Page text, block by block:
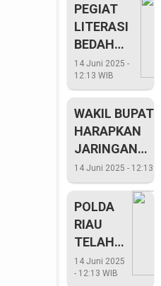
LAKUKAN
TEROBOSAN
PEGIAT
LITERASI
BEDAH
BUKU
KOLERASI
DAERAH
INHIL
14 Juni 2025 -
12:13 WIB
WAKIL BUPATI
HARAPKAN
JARINGAN
LISTRIK
LAUT SEGERA
14 Juni 2025 - 12:13
POLDA
RIAU
TELAH
PERIKSA
LEBIH
14 Juni 2025
- 12:13 WIB